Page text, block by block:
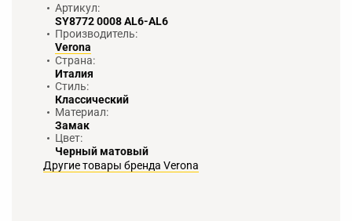
Артикул:
SY8772 0008 AL6-AL6
Производитель:
Verona
Страна:
Италия
Стиль:
Классический
Материал:
Замак
Цвет:
Черный матовый
Другие товары бренда Verona